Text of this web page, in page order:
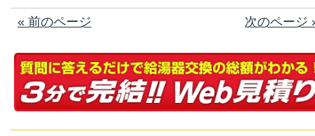
次のページ
« 前のページ